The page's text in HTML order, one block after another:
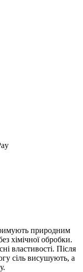
природним
хімічної обробки.
властивості. Після
сіль висушують, а